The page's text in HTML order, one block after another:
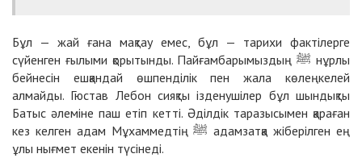
Бұл — жай ғана мақтау емес, бұл — тарихи фактілерге
сүйенген ғылыми қорытынды. Пайғамбарымыздың ﷺ нұрлы
бейнесін ешқандай өшпенділік пен жала көлеңкелей
алмайды. Гюстав Лебон сияқты ізденушілер бұл шындықты
Батыс әлеміне паш етіп кетті. Әділдік таразысымен қараған
кез келген адам Мұхаммедтің ﷺ адамзатқа жіберілген ең
ұлы нығмет екенін түсінеді.